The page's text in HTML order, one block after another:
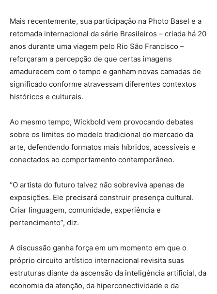
Mais recentemente, sua participação na Photo Basel e a
retomada internacional da série Brasileiros – criada há 20
anos durante uma viagem pelo Rio São Francisco –
reforçaram a percepção de que certas imagens
amadurecem com o tempo e ganham novas camadas de
significado conforme atravessam diferentes contextos
históricos e culturais.
Ao mesmo tempo, Wickbold vem provocando debates
sobre os limites do modelo tradicional do mercado da
arte, defendendo formatos mais híbridos, acessíveis e
conectados ao comportamento contemporâneo.
“O artista do futuro talvez não sobreviva apenas de
exposições. Ele precisará construir presença cultural.
Criar linguagem, comunidade, experiência e
pertencimento”, diz.
A discussão ganha força em um momento em que o
próprio circuito artístico internacional revisita suas
estruturas diante da ascensão da inteligência artificial, da
economia da atenção, da hiperconectividade e da